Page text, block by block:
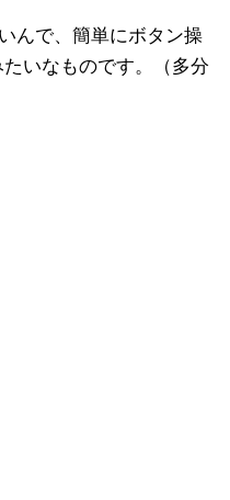
んで、簡単にボタン操
いなものです。（多分